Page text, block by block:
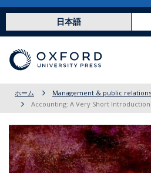
日本語
ホーム Management & public relations
Accounting: A Very Short